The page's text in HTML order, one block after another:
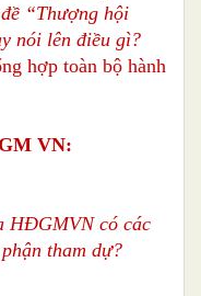
“Thượng hội
nói lên điều gì?
hợp toàn bộ hành
VN:
HĐGMVN có các
tham dự?